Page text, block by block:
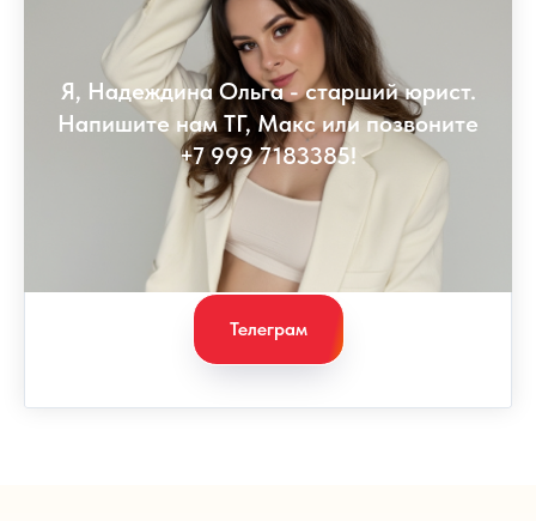
Я, Надеждина Ольга - старший юрист.
Напишите нам ТГ, Макс или позвоните
+7 999 7183385!
Телеграм